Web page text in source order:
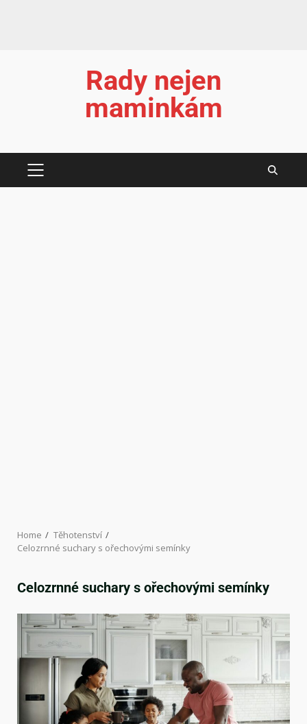
Rady nejen
maminkám
Home
Těhotenství
Celozrnné suchary s ořechovými semínky
Celozrnné suchary s ořechovými semínky